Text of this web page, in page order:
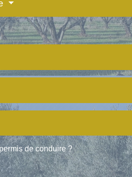
de conduire ?